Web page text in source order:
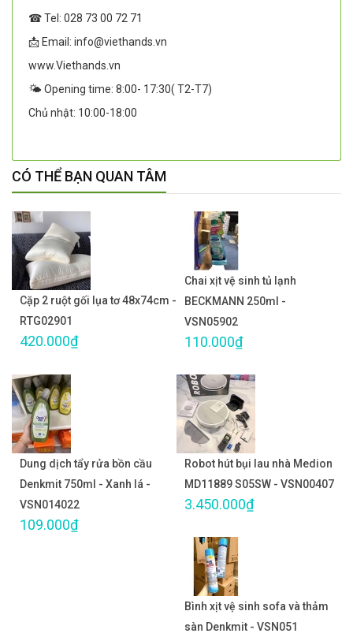
☎ Tel: 028 73 00 72 71
📩 Email: info@viethands.vn
www.Viethands.vn
🌤️ Opening time: 8:00- 17:30( T2-T7)
Chủ nhật: 10:00-18:00
CÓ THỂ BẠN QUAN TÂM
Cặp 2 ruột gối lụa tơ 48x74cm -
RTG02901
420.000₫
Chai xịt vệ sinh tủ lạnh
BECKMANN 250ml -
VSN05902
110.000₫
Dung dịch tẩy rửa bồn cầu
Denkmit 750ml - Xanh lá -
VSN014022
109.000₫
Robot hút bụi lau nhà Medion
MD11889 S05SW - VSN00407
3.450.000₫
Bình xịt vệ sinh sofa và thảm
sàn Denkmit - VSN051